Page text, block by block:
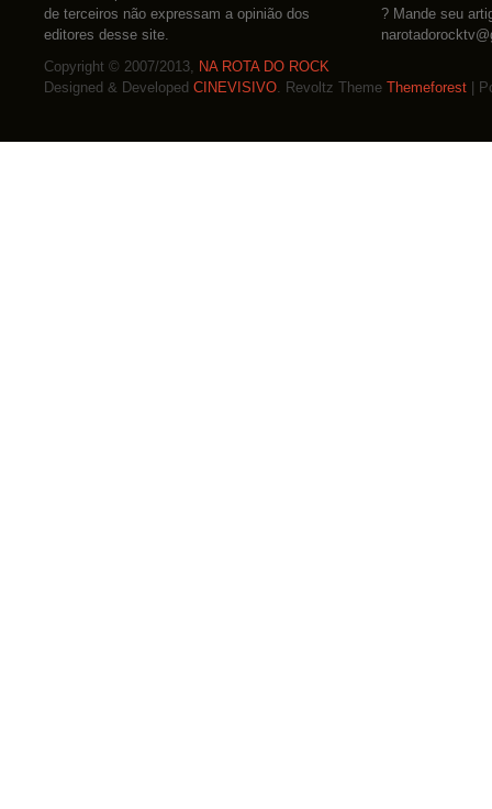
de terceiros não expressam a opinião dos
editores desse site.
? Mande seu
Copyright © 2007/2013, NA ROTA DO ROCK
Designed & Developed CINEVISIVO. Revoltz Theme Themeforest |